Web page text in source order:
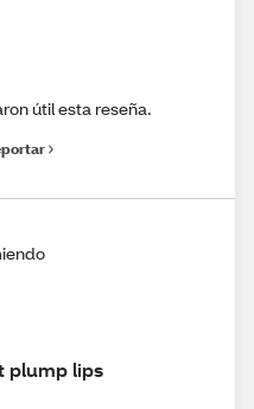
útil esta reseña.
plump lips